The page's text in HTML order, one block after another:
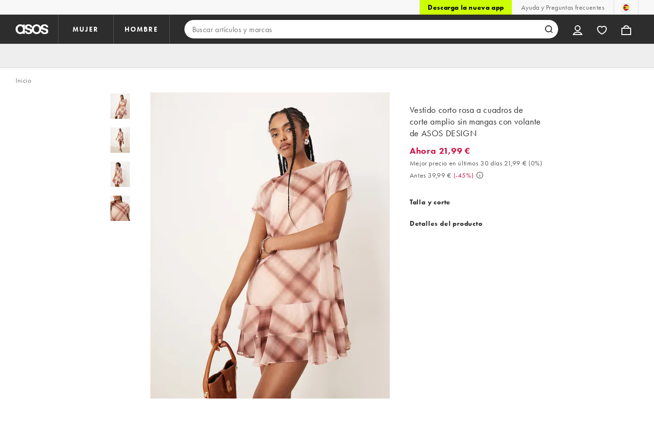
Descarga la nueva app Ayuda y Preguntas frecuentes
MUJER HOMBRE
Inicio
Vestido corto rosa a cuadros de
corte amplio sin mangas con volante
de ASOS DESIGN
Ahora 21,99 €. Mejor precio en últimos 30 días 21,99 € (0%). Antes
Ahora 21,99 €
Mejor precio en últimos 30 días 21,99 € (0%)
Antes 39,99 € (-45%)
Talla y corte
Detalles del producto